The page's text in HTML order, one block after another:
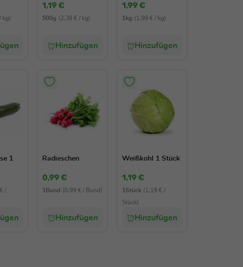
kg)
1,19 €
500g (2,38 € / kg)
Hinzufügen
1,99 €
1kg (1,99 € / kg)
Hinzufügen
1
/
Radieschen
0,99 €
1Bund (0,99 € / Bund)
Hinzufügen
Weißkohl 1 Stück
1,19 €
1Stück (1,19 € /
Stück)
Hinzufügen